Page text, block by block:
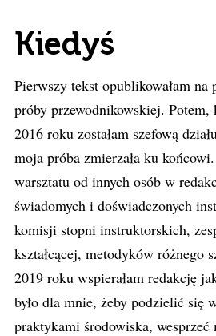
Kiedyś
Pierwszy tekst opublikowałam
próby przewodnikowskiej. Potem,
2016 roku zostałam szefową
moja próba zmierzała ku
warsztatu od innych osób w
świadomych i doświadczonych
komisji stopni instruktorskich,
kształcącej, metodyków różnego
2019 roku wspierałam redakcję
było dla mnie, żeby podzielić się
praktykami środowiska, wesprzeć